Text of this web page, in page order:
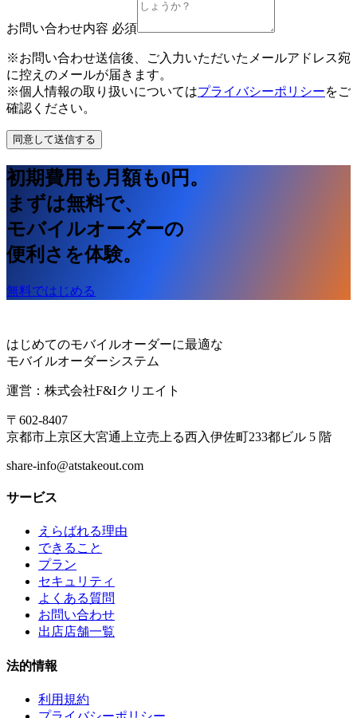
お問い合わせ内容 必須
※お問い合わせ送信後、ご入力いただいたメールアドレス宛
に控えのメールが届きます。
※個人情報の取り扱いについてはプライバシーポリシーをご
確認ください。
同意して送信する
初期費用も月額も0円。
まずは無料で、
モバイルオーダーの
便利さを体験。
無料ではじめる
はじめてのモバイルオーダーに最適な
モバイルオーダーシステム
運営：株式会社F&Iクリエイト
〒602-8407
京都市上京区大宮通上立売上る西入伊佐町233都ビル 5 階
share-info@atstakeout.com
サービス
えらばれる理由
できること
プラン
セキュリティ
よくある質問
お問い合わせ
出店店舗一覧
法的情報
利用規約